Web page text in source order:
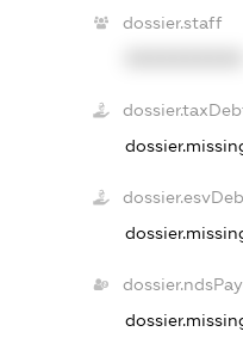
dossier.staff